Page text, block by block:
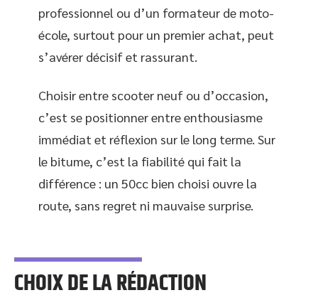
professionnel ou d’un formateur de moto-
école, surtout pour un premier achat, peut
s’avérer décisif et rassurant.
Choisir entre scooter neuf ou d’occasion,
c’est se positionner entre enthousiasme
immédiat et réflexion sur le long terme. Sur
le bitume, c’est la fiabilité qui fait la
différence : un 50cc bien choisi ouvre la
route, sans regret ni mauvaise surprise.
CHOIX DE LA RÉDACTION